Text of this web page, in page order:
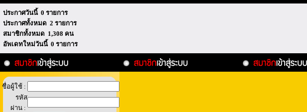
ประกาศวันนี้ 0 รายการ
ประกาศทั้งหมด 2 รายการ
สมาชิกทั้งหมด 1,308 คน
อัพเดทใหม่วันนี้ 0 รายการ
ชื่อผู้ใช้ :
รหัส
ผ่าน :